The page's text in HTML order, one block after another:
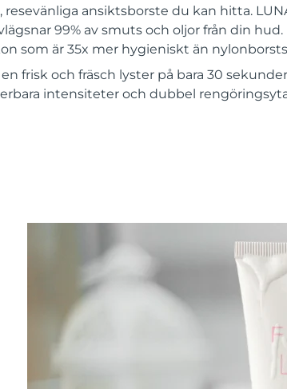
ansiktsborste du kan hitta.
99% av smuts och oljor från din
som är 35x mer hygieniskt än
frisk och fräsch lyster på bara 30
intensiteter och dubbel